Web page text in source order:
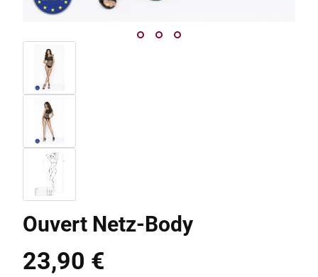
Ouvert Netz-Body
Regulärer Preis:
23,90 €